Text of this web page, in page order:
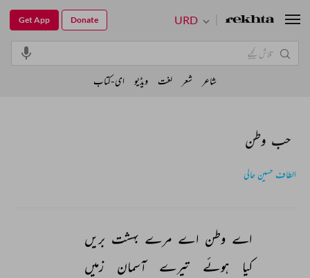
حب وطن
الطاف حسین حالی
اے وطن اے مرے بہشت بریں
کیا
ہوئے تیرے آسمان
زمیں
URD
Get App Donate
شاعر شعر لغت ویڈیو ای-کتاب